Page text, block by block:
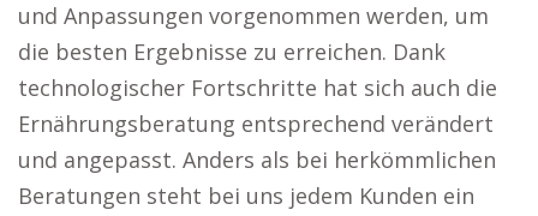
und Anpassungen vorgenommen werden, um
die besten Ergebnisse zu erreichen. Dank
technologischer Fortschritte hat sich auch die
Ernährungsberatung entsprechend verändert
und angepasst. Anders als bei herkömmlichen
Beratungen steht bei uns jedem Kunden ein